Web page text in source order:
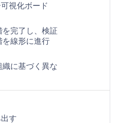
視化ボード
完了し、検証
線形に進行
に基づく異な
す